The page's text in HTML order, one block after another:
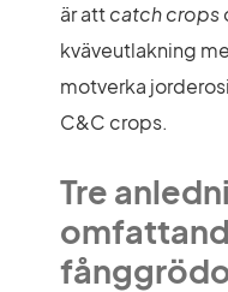
är att catch crops
kväveutlakning
motverka
C&C crops.
Tre